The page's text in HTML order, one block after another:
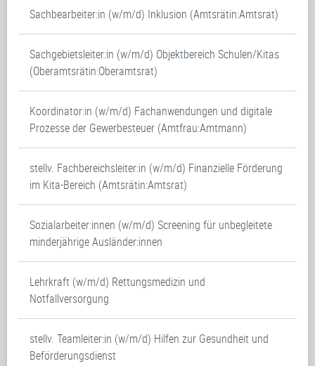
Sachbearbeiter:in (w/m/d) Inklusion (Amtsrätin:Amtsrat)
Sachgebietsleiter:in (w/m/d) Objektbereich Schulen/Kitas
(Oberamtsrätin:Oberamtsrat)
Koordinator:in (w/m/d) Fachanwendungen und digitale
Prozesse der Gewerbesteuer (Amtfrau:Amtmann)
stellv. Fachbereichsleiter:in (w/m/d) Finanzielle Förderung
im Kita-Bereich (Amtsrätin:Amtsrat)
Sozialarbeiter:innen (w/m/d) Screening für unbegleitete
minderjährige Ausländer:innen
Lehrkraft (w/m/d) Rettungsmedizin und
Notfallversorgung
stellv. Teamleiter:in (w/m/d) Hilfen zur Gesundheit und
Beförderungsdienst